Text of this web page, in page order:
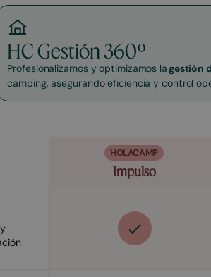
HC Gestión 360º
Profesionalizamos y optimizamos la gestión
camping, asegurando eficiencia y control
HOLACAMP
Impulso